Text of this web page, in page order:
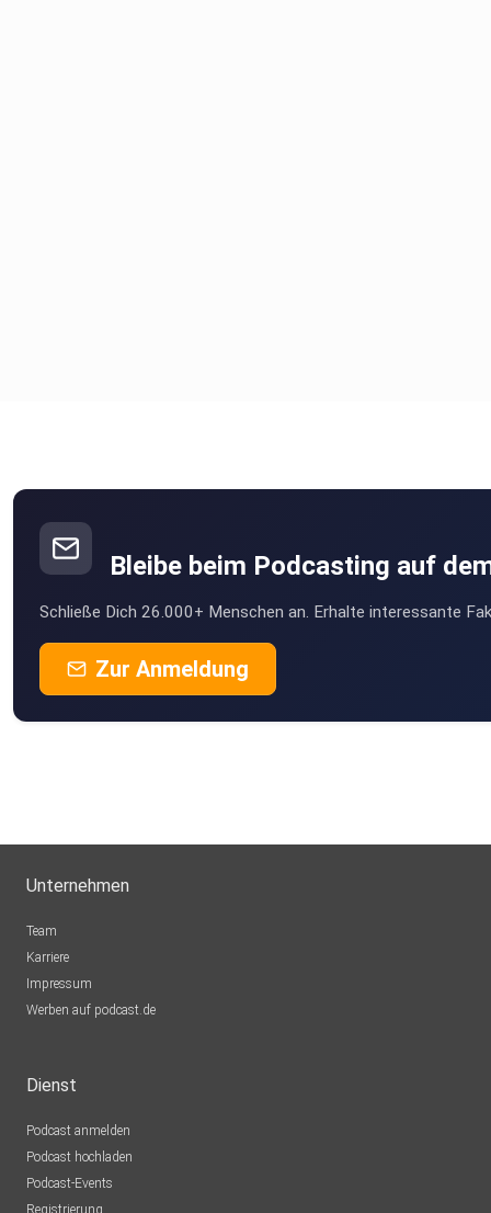
Bleibe beim Podcasting auf
Schließe Dich 26.000+ Menschen an. Erhalte interessante
Zur Anmeldung
Unternehmen
Team
Karriere
Impressum
Werben auf podcast.de
Dienst
Podcast anmelden
Podcast hochladen
Podcast-Events
Registrierung